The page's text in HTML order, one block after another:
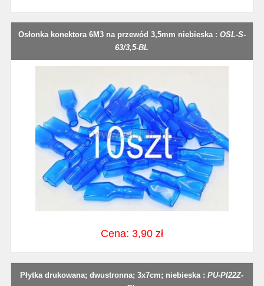
Osłonka konektora 6M3 na przewód 3,5mm niebieska : OSL-S-
63/3,5-BL
Cena: 3,90 zł
Płytka drukowana; dwustronna; 3x7cm; niebieska :PU-PI22Z-